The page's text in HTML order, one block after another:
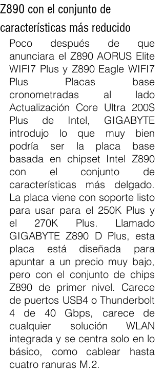
Z890 con el conjunto de
características más reducido
Poco después de que
anunciara el Z890 AORUS Elite
WIFI7 Plus y Z890 Eagle WIFI7
Plus Placas base
cronometradas al lado
Actualización Core Ultra 200S
Plus de Intel, GIGABYTE
introdujo lo que muy bien
podría ser la placa base
basada en chipset Intel Z890
con el conjunto de
características más delgado.
La placa viene con soporte listo
para usar para el 250K Plus y
el 270K Plus. Llamado
GIGABYTE Z890 D Plus, esta
placa está diseñada para
apuntar a un precio muy bajo,
pero con el conjunto de chips
Z890 de primer nivel. Carece
de puertos USB4 o Thunderbolt
4 de 40 Gbps, carece de
cualquier solución WLAN
integrada y se centra solo en lo
básico, como cablear hasta
cuatro ranuras M.2.